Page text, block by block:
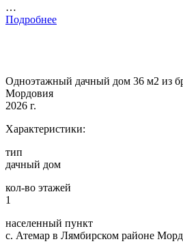
…
Подробнее
Одноэтажный дачный дом 36 м2 из
Мордовия
2026 г.
Характеристики:
тип
дачный дом
кол-во этажей
1
населенный пункт
с. Атемар в Лямбирском районе